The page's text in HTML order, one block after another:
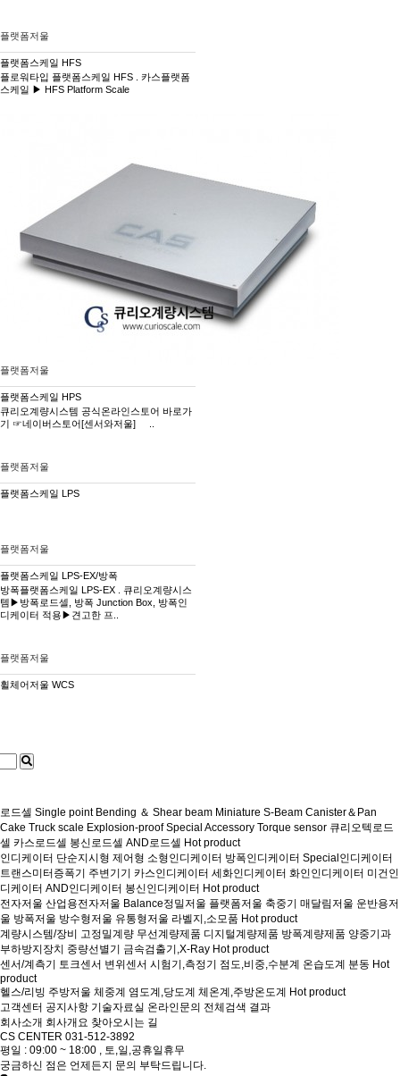
플랫폼저울
플랫폼스케일 HFS
​플로워타입 플랫폼스케일 HFS . 카스플랫폼
스케일 ▶ HFS Platform Scale
플랫폼저울
플랫폼스케일 HPS
큐리오계량시스템 공식온라인스토어 바로가
기 ☞네이버스토어[센서와저울] ..
플랫폼저울
플랫폼스케일 LPS
플랫폼저울
플랫폼스케일 LPS-EX/방폭
방폭플랫폼스케일 LPS-EX . 큐리오계량시스
템▶방폭로드셀, 방폭 Junction Box, 방폭인
디케이터 적용▶견고한 프..
플랫폼저울
휠체어저울 WCS
로드셀 Single point Bending ＆ Shear beam Miniature S-Beam Canister＆Pan
Cake Truck scale Explosion-proof Special Accessory Torque sensor 큐리오텍로드
셀 카스로드셀 봉신로드셀 AND로드셀 Hot product
인디케이터 단순지시형 제어형 소형인디케이터 방폭인디케이터 Special인디케이터
트랜스미터증폭기
주변기기 카스인디케이터 세화인디케이터 화인인디케이터 미건인
디케이터 AND인디케이터 봉신인디케이터 Hot product
전자저울 산업용전자저울 Balance정밀저울 플랫폼저울 축중기 매달림저울 운반용저
울 방폭저울 방수형저울 유통형저울 라벨지,소모품 Hot product
계량시스템/장비
고정밀계량 무선계량제품 디지털계량제품 방폭계량제품 양중기과
부하방지장치 중량선별기 금속검출기,X-Ray Hot product
센서/계측기
토크센서 변위센서 시험기,측정기 점도,비중,수분계 온습도계 분동 Hot
product
헬스/리빙 주방저울 체중계 염도계,당도계 체온계,주방온도계
Hot product
고객센터 공지사항 기술자료실 온라인문의 전체검색 결과
회사소개 회사개요 찾아오시는 길
CS CENTER 031-512-3892
평일 : 09:00 ~ 18:00 , 토,일,공휴일휴무
궁금하신 점은 언제든지 문의 부탁드립니다.